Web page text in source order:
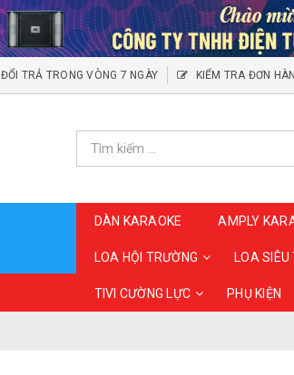
ĐỔI TRẢ TRONG VÒNG 7 NGÀY KIỂM TRA ĐƠN
DÀN KARAOKE AMPLY
LOA HỘI TRƯỜNG LOA SIÊU
TIVI CƯỜNG LỰC PHỤ KIỆN